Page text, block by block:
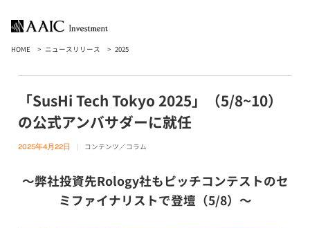
HOME ニュースリリース 2025
「SusHi Tech Tokyo 2025」（5/8~10）
の公式アンバサダーに就任
2025年4月22日 コンテンツ／コラム
～弊社投資先Rology社もピッチコンテストのセ
ミファイナリストで登壇（5/8）～